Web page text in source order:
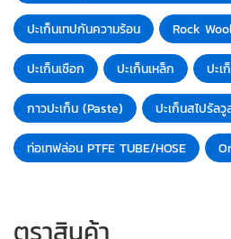
ปะเก็นเทปกันความร้อน Rock
ปะเก็นเชือก ปะเก็นเหล็ก ปะเ
กาวปะเก็น (Paste) ปะเก็นสไปรัลวู
ท่อเทฟล่อน PTFE TUBE/HOSE